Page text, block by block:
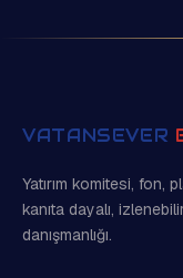
VATANSEVER
Yatırım komitesi, fon,
kanıta dayalı,
danışmanlığı.